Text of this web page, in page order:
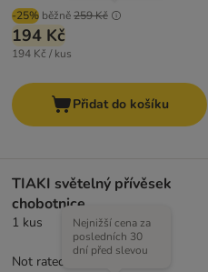
-25% běžně259 Kč
194 Kč
194 Kč / kus
Přidat do košíku
TIAKI světelný přívěsek
chobotnice
1 kus
Nejnižší cena za
posledních 30
dní před slevou
Not rated